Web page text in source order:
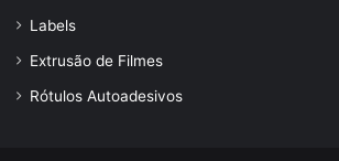
Labels
Extrusão de Filmes
Rótulos Autoadesivos